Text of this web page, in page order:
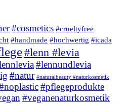
#cosmetics #crueltyfree
#handmade #hochwertig #icada
#lenn #levia
#lennundlevia
#natur #naturalbeauty #naturkosmetik
#pflegeprodukte
#veganenaturkosmetik